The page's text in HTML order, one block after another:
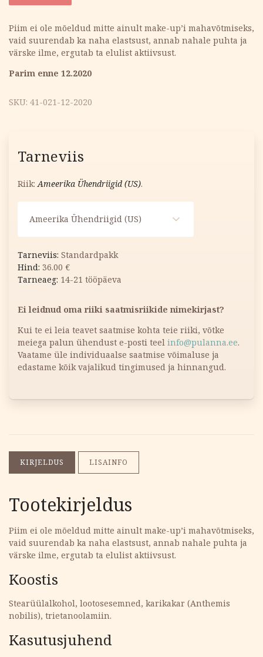
oli:
7.82 €.
is:
3.91 €.
Piim ei ole mõeldud mitte ainult make-up’i mahavõtmiseks,
vaid suurendab ka naha elastsust, annab nahale puhta ja
värske ilme, ergutab ta elulist aktiivsust.
Parim enne 12.2020
SKU: 41-021-12-2020
Tarneviis
Riik:Ameerika Ühendriigid (US).
Ameerika Ühendriigid (US)
Standardpakk
36.00 €
14-21 tööpäeva
Ei leidnud oma riiki saatmisriikide nimekirjast?
Kui te ei leia teavet saatmise kohta teie riiki, võtke
meiega palun ühendust e-posti teel info@pulanna.ee.
Vaatame üle individuaalse saatmise võimaluse ja
edastame kõik vajalikud tingimused ja hinnangud.
KIRJELDUS LISAINFO
Tootekirjeldus
Piim ei ole mõeldud mitte ainult make-up’i mahavõtmiseks,
vaid suurendab ka naha elastsust, annab nahale puhta ja
värske ilme, ergutab ta elulist aktiivsust.
Koostis
Stearüülalkohol, lootosesemned, karikakar (Anthemis
nobilis), trietanoolamiin.
Kasutusjuhend